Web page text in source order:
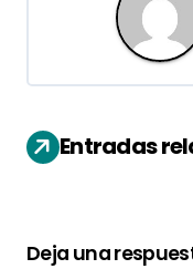
i
ó
n Entradas
Deja una